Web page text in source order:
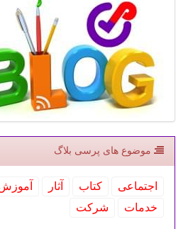
موضوع های پرسی بلاگ
اجتماعی كتاب آثار
خدمات
شركت